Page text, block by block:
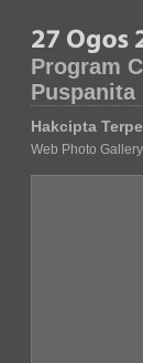
Program
Puspanita
Hakcipta
Web Photo